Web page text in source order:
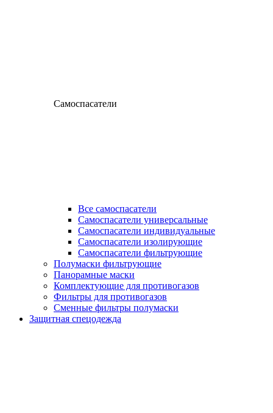
Самоспасатели
Все самоспасатели
Самоспасатели универсальные
Самоспасатели индивидуальные
Самоспасатели изолирующие
Самоспасатели фильтрующие
Полумаски фильтрующие
Панорамные маски
Комплектующие для противогазов
Фильтры для противогазов
Сменные фильтры полумаски
Защитная спецодежда